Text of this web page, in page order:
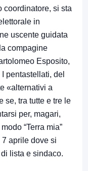
coordinatore, si sta
in
uscente guidata
compagine
Esposito,
pentastellati, del
«alternativi a
se, tra tutte e tre le
per, magari,
“Terra mia”
aprile dove si
lista e sindaco.